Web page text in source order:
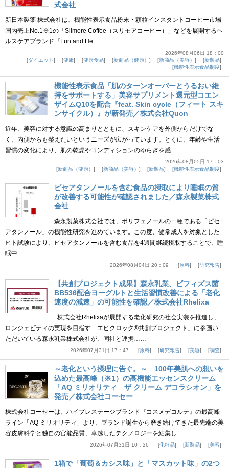
式会社
新日本製薬 株式会社は、機能性表示食品粉末・顆粒インスタントコーヒー市場
国内売上No.1※1の「Slimore Coffee（スリモアコーヒー）」などを展開するヘ
ルスケアブランド『Fun and He……
2026年08月06日 18：00
ダイエット
健康 健康食品 新商品（健康） 新商品（美容）
新製品
機能性表示食品制度
機能性表示食品「肌のターンオーバーとうるおい維
持をサポートする」美容サプリメント還元型コエン
ザイムQ10を配合『feat. Skin cycle（フィート スキ
ンサイクル）』が新発売／株式会社Quon
近年、美容に対する意識の高まりとともに、スキンケアを外側からだけでな
く、内側からも整えたいというニーズが広がっています。とくに、年齢や生活
習慣の変化により、肌の乾燥やコンディションのゆらぎを感……
2026年08月05日 17：03
新商品（健康）
新商品（美容） 新製品 機能性表示食品制度
ピセアタンノールを含む食品の摂取により睡眠の質
が改善する可能性が確認されました／森永製菓株式
会社
森永製菓株式会社では、ポリフェノールの一種である「ピセ
アタンノール」の機能性研究を進めています。この度、健常成人を対象とした
ヒト試験により、ピセアタンノールを含む食品を4週間継続摂取することで、睡
眠中……
2026年08月04日 20：09 原料 研究報告
【共創プロジェクト成果】森永乳業、ビフィズス菌
BB536配合ヨーグルトと生活習慣改善による「老化
速度の減速」の可能性を確認／株式会社Rhelixa
株式会社Rhelixaが展開する老化研究の社会実装を推進し、
ロンジェビティの実現を目指す「エピクロック®共創プロジェクト」に参画い
ただいている森永乳業株式会社が、同社と連携……
2026年07月31日 17：47 原料 研究報告 美容 調査
～老化という摂理に告ぐ。～ 100年美肌への想いを
込めた最高峰（※1）の高機能エッセンスクリーム
「AQ ミリオリティ ザ クリーム デコラシオン」を
発売／株式会社コーセー
株式会社コーセーは、ハイプレステージブランド『コスメデコルテ』の最高峰
ライン「AQ ミリオリティ」より、ブランド誕生から磨き続けてきた最先端の美
容皮膚科学と独自の官能品質、卓越したテクノロジーを結集し……
2026年07月31日 10：26 化粧品 新製品 美容
1箱で「葡萄＆カシス味」と「マスカット味」の2つ